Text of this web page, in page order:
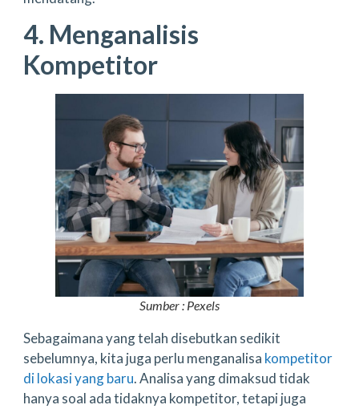
4. Menganalisis
Kompetitor
Sumber : Pexels
Sebagaimana yang telah disebutkan sedikit
sebelumnya, kita juga perlu menganalisa kompetitor
di lokasi yang baru. Analisa yang dimaksud tidak
hanya soal ada tidaknya kompetitor, tetapi juga